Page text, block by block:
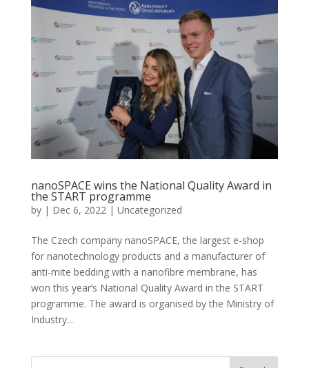
nanoSPACE wins the National Quality Award in
the START programme
by | Dec 6, 2022| Uncategorized
The Czech company nanoSPACE, the largest e-shop
for nanotechnology products and a manufacturer of
anti-mite bedding with a nanofibre membrane, has
won this year’s National Quality Award in the START
programme. The award is organised by the Ministry of
Industry...